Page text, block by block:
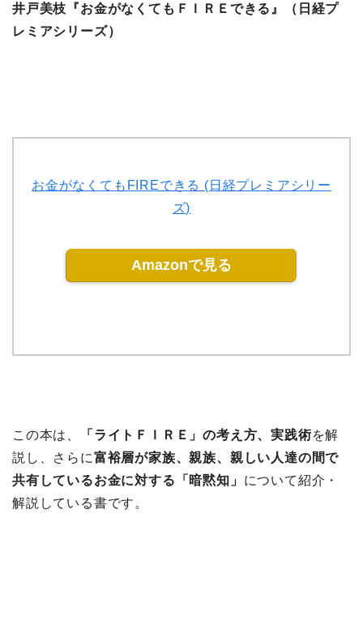
井戸美枝『お金がなくてもＦＩＲＥできる』（日経プ
レミアシリーズ）
お金がなくてもFIREできる (日経プレミアシリー
ズ)
Amazonで見る
この本は、 「ライトＦＩＲＥ」の考え方、実践術を解
説し、さらに富裕層が家族、親族、親しい人達の間で
共有しているお金に対する「暗黙知」 について紹介・
解説している書です。